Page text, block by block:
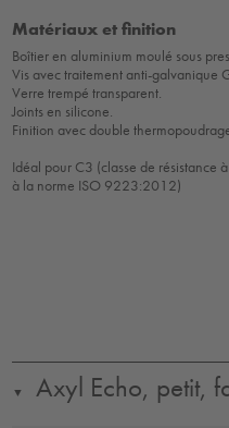
Matériaux et finition
Boîtier en aluminium moulé sous
Vis avec traitement anti-galvanique
Verre trempé transparent.
Joints en silicone.
Finition avec double
Idéal pour C3 (classe de résistance
à la norme ISO 9223:2012)
▼ Axyl Echo, petit,